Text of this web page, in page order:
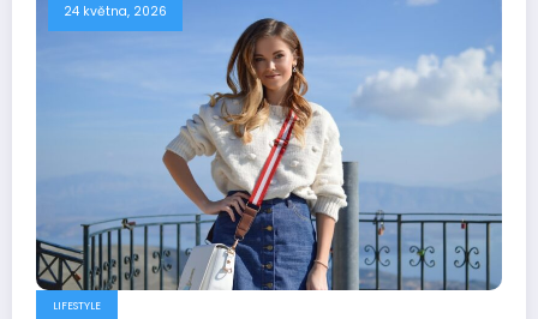
24 května, 2026
LIFESTYLE